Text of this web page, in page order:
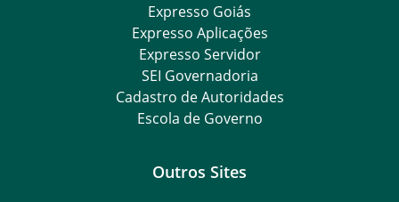
Expresso Goiás
Expresso Aplicações
Expresso Servidor
SEI Governadoria
Cadastro de Autoridades
Escola de Governo
Outros Sites